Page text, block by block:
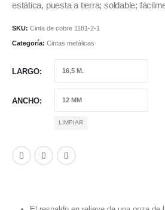
estática, puesta a tierra; soldable;
SKU: Cinta de cobre 1181-2-1
Categoría: Cintas metálicas
LARGO
ANCHO
LIMPIAR